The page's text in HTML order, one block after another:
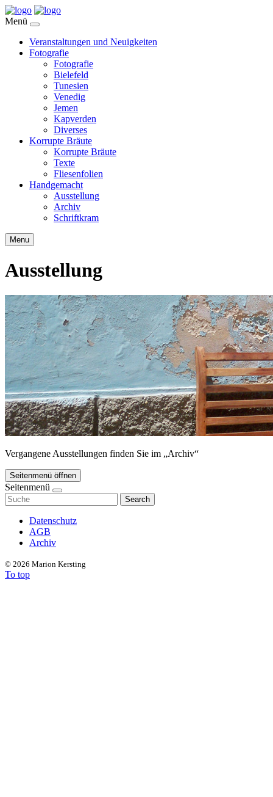
Menü
Veranstaltungen und Neuigkeiten
Fotografie
Fotografie
Bielefeld
Tunesien
Venedig
Jemen
Kapverden
Diverses
Korrupte Bräute
Korrupte Bräute
Texte
Fliesenfolien
Handgemacht
Ausstellung
Archiv
Schriftkram
Menu
Ausstellung
Vergangene Ausstellungen finden Sie im „Archiv“
Seitenmenü öffnen
Seitenmenü
Search
Datenschutz
AGB
Archiv
© 2026 Marion Kersting
To top